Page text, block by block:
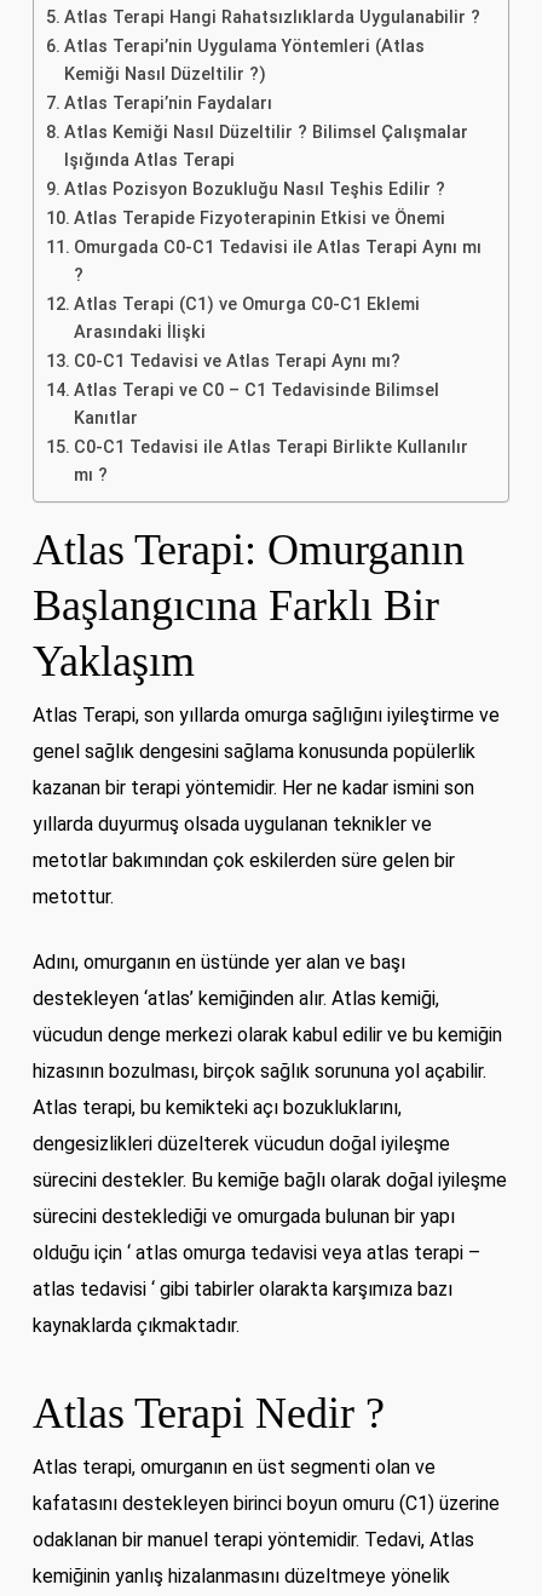
Atlas Terapi Hangi Rahatsızlıklarda Uygulanabilir ?
Atlas Terapi’nin Uygulama Yöntemleri (Atlas
Kemiği Nasıl Düzeltilir ?)
Atlas Terapi’nin Faydaları
Atlas Kemiği Nasıl Düzeltilir ? Bilimsel Çalışmalar
Işığında Atlas Terapi
Atlas Pozisyon Bozukluğu Nasıl Teşhis Edilir ?
Atlas Terapide Fizyoterapinin Etkisi ve Önemi
Omurgada C0-C1 Tedavisi ile Atlas Terapi Aynı mı
?
Atlas Terapi (C1) ve Omurga C0-C1 Eklemi
Arasındaki İlişki
C0-C1 Tedavisi ve Atlas Terapi Aynı mı?
Atlas Terapi ve C0 – C1 Tedavisinde Bilimsel
Kanıtlar
C0-C1 Tedavisi ile Atlas Terapi Birlikte Kullanılır
mı ?
Atlas Terapi: Omurganın
Başlangıcına Farklı Bir
Yaklaşım
Atlas Terapi, son yıllarda omurga sağlığını iyileştirme ve
genel sağlık dengesini sağlama konusunda popülerlik
kazanan bir terapi yöntemidir. Her ne kadar ismini son
yıllarda duyurmuş olsada uygulanan teknikler ve
metotlar bakımından çok eskilerden süre gelen bir
metottur.
Adını, omurganın en üstünde yer alan ve başı
destekleyen ‘atlas’ kemiğinden alır. Atlas kemiği,
vücudun denge merkezi olarak kabul edilir ve bu kemiğin
hizasının bozulması, birçok sağlık sorununa yol açabilir.
Atlas terapi, bu kemikteki açı bozukluklarını,
dengesizlikleri düzelterek vücudun doğal iyileşme
sürecini destekler. Bu kemiğe bağlı olarak doğal iyileşme
sürecini desteklediği ve omurgada bulunan bir yapı
olduğu için ‘ atlas omurga tedavisi veya atlas terapi –
atlas tedavisi ‘ gibi tabirler olarakta karşımıza bazı
kaynaklarda çıkmaktadır.
Atlas Terapi Nedir ?
Atlas terapi, omurganın en üst segmenti olan ve
kafatasını destekleyen birinci boyun omuru (C1) üzerine
odaklanan bir manuel terapi yöntemidir. Tedavi, Atlas
kemiğinin yanlış hizalanmasını düzeltmeye yönelik